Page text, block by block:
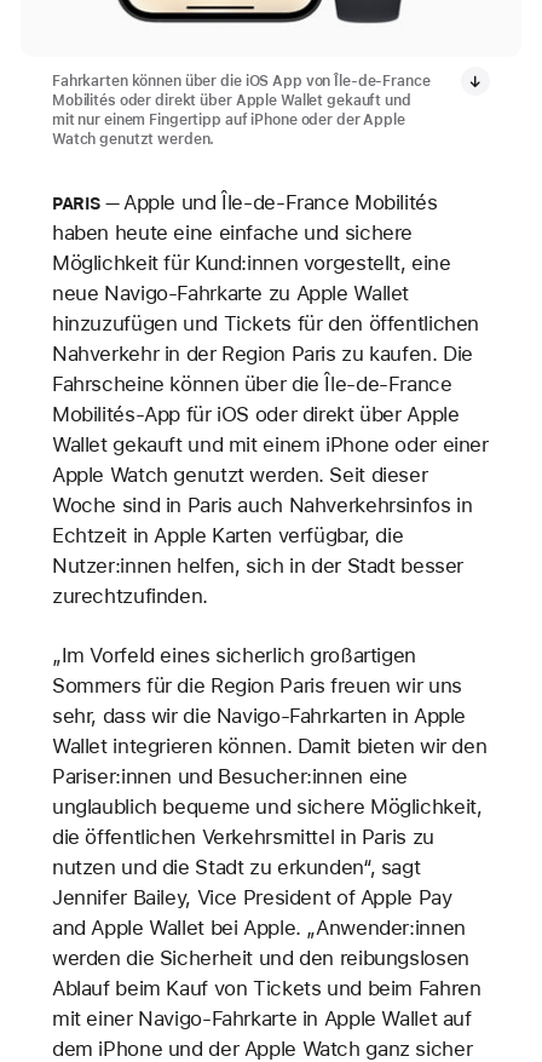
Fahrkarten können über die iOS App von Île-de-France
Mobilités oder direkt über Apple Wallet gekauft und
mit nur einem Fingertipp auf iPhone oder der Apple
Watch genutzt werden.
PARIS
Apple und Île-de-France Mobilités
haben heute eine einfache und sichere
Möglichkeit für Kund:innen vorgestellt, eine
neue Navigo-Fahrkarte zu Apple Wallet
hinzuzufügen und Tickets für den öffentlichen
Nahverkehr in der Region Paris zu kaufen. Die
Fahrscheine können über die Île-de-France
Mobilités-App für iOS oder direkt über Apple
Wallet gekauft und mit einem iPhone oder einer
Apple Watch genutzt werden. Seit dieser
Woche sind in Paris auch Nahverkehrsinfos in
Echtzeit in Apple Karten verfügbar, die
Nutzer:innen helfen, sich in der Stadt besser
zurechtzufinden.
„Im Vorfeld eines sicherlich großartigen
Sommers für die Region Paris freuen wir uns
sehr, dass wir die Navigo-Fahrkarten in Apple
Wallet integrieren können. Damit bieten wir den
Pariser:innen und Besucher:innen eine
unglaublich bequeme und sichere Möglichkeit,
die öffentlichen Verkehrsmittel in Paris zu
nutzen und die Stadt zu erkunden“, sagt
Jennifer Bailey, Vice President of Apple Pay
and Apple Wallet bei Apple. „Anwender:innen
werden die Sicherheit und den reibungslosen
Ablauf beim Kauf von Tickets und beim Fahren
mit einer Navigo-Fahrkarte in Apple Wallet auf
dem iPhone und der Apple Watch ganz sicher